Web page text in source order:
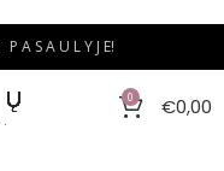
A S A U L Y J E!
0 €0,00